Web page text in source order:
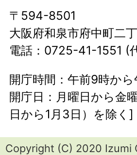
〒594-8501
大阪府和泉市府中町二
電話：0725-41-1551
開庁時間：午前9時か
開庁日：月曜日から金
日から1月3日）を除く]
Copyright (C) 2020 Izumi